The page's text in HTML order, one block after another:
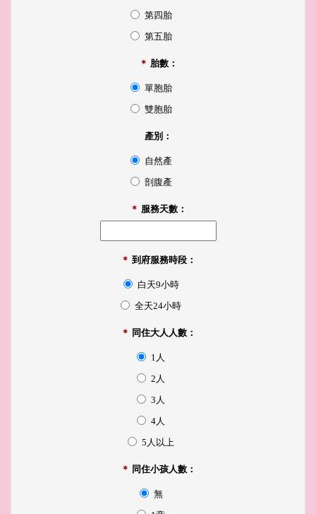
第四胎
第五胎
＊ 胎數：
單胞胎
雙胞胎
產別：
自然產
剖腹產
＊ 服務天數：
＊ 到府服務時段：
白天9小時
全天24小時
＊ 同住大人人數：
1人
2人
3人
4人
5人以上
＊ 同住小孩人數：
無